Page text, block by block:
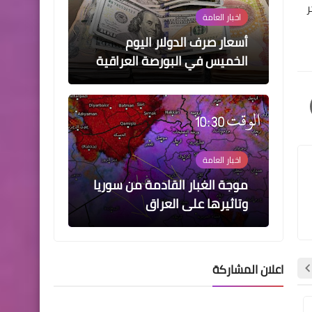
اخبار العامة
أسعار صرف الدولار اليوم
الخميس في البورصة العراقية
اخبار العامة
موجة الغبار القادمة من سوريا
وتاثيرها على العراق
اعلان المشاركة